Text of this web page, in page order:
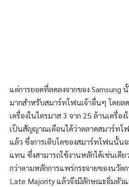
แต่การยอดที่ลดลงจากของ Samsung
มากสำหรับสมาร์ทโฟนเจ้าอื่นๆ โดยล
เครื่องในไตรมาส 3 จาก 25 ล้านเครื่อ
เป็นสัญญาณเตือนได้ว่าตลาดสมาร์ทโ
แล้ว ซึ่งการเติบโตของสมาร์ทโฟนนั้น
แทน ซึ่งสามารถใช้งานหลักได้เช่นเดี
กว่าตามหลักการแพร่กระจายของนวัต
Late Majority แล้วจึงมีลักษณะอิ่มตัว